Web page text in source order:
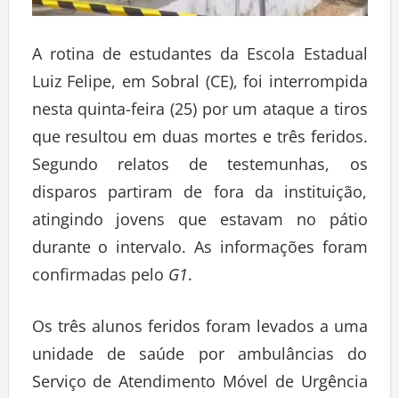
A rotina de estudantes da Escola Estadual
Luiz Felipe, em Sobral (CE), foi interrompida
nesta quinta-feira (25) por um ataque a tiros
que resultou em duas mortes e três feridos.
Segundo relatos de testemunhas, os
disparos partiram de fora da instituição,
atingindo jovens que estavam no pátio
durante o intervalo. As informações foram
confirmadas pelo G1.
Os três alunos feridos foram levados a uma
unidade de saúde por ambulâncias do
Serviço de Atendimento Móvel de Urgência